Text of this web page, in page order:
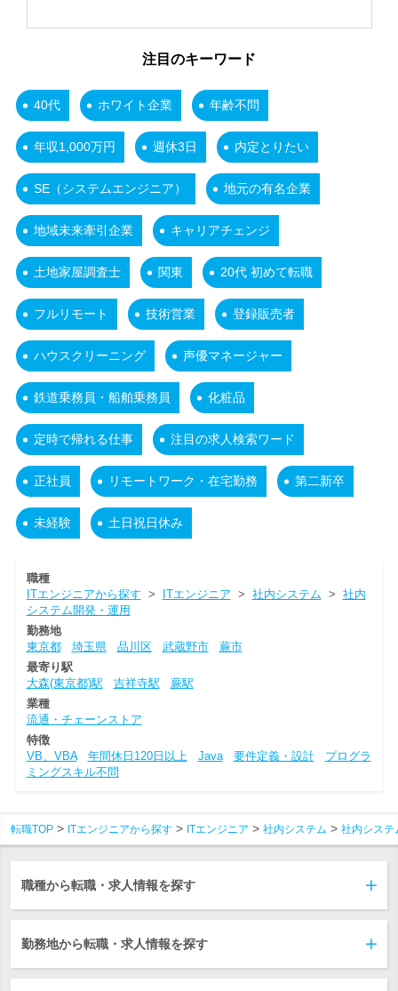
注目のキーワード
40代 ホワイト企業 年齢不問
年収1,000万円 週休3日 内定とりたい
SE（システムエンジニア） 地元の有名企業
地域未来牽引企業 キャリアチェンジ
土地家屋調査士 関東 20代 初めて転職
フルリモート 技術営業 登録販売者
ハウスクリーニング 声優マネージャー
鉄道乗務員・船舶乗務員 化粧品
定時で帰れる仕事 注目の求人検索ワード
正社員 リモートワーク・在宅勤務 第二新卒
未経験 土日祝日休み
職種
ITエンジニアから探す > ITエンジニア > 社内システム > 社内
システム開発・運用
勤務地
東京都
埼玉県 品川区 武蔵野市
蕨市
最寄り駅
大森(東京都)駅
吉祥寺駅
蕨駅
業種
流通・チェーンストア
特徴
VB、VBA
年間休日120日以上 Java 要件定義・設計
プログラ
ミングスキル不問
転職TOP ITエンジニアから探す ITエンジニア 社内システム 社内システ
職種から転職・求人情報を探す
勤務地から転職・求人情報を探す